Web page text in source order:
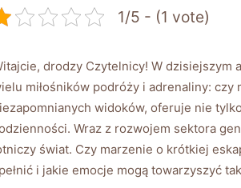
1/5 - (1 vote)
drodzy ⁤Czytelnicy! W dzisiejszym⁢
miłośników podróży i adrenaliny: czy
widoków, oferuje nie
Wraz z rozwojem sektora
świat. Czy ‍marzenie o krótkiej
i jakie⁤ emocje mogą towarzyszyć